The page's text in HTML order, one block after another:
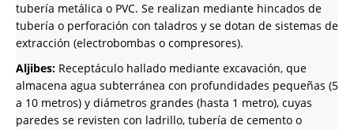
tubería metálica o PVC. Se realizan mediante hincados de
tubería o perforación con taladros y se dotan de sistemas de
extracción (electrobombas o compresores).
Aljibes: Receptáculo hallado mediante excavación, que
almacena agua subterránea con profundidades pequeñas (5
a 10 metros) y diámetros grandes (hasta 1 metro), cuyas
paredes se revisten con ladrillo, tubería de cemento o